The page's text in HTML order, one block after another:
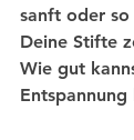
sanft oder so
Deine Stifte
Wie gut
Entspannung